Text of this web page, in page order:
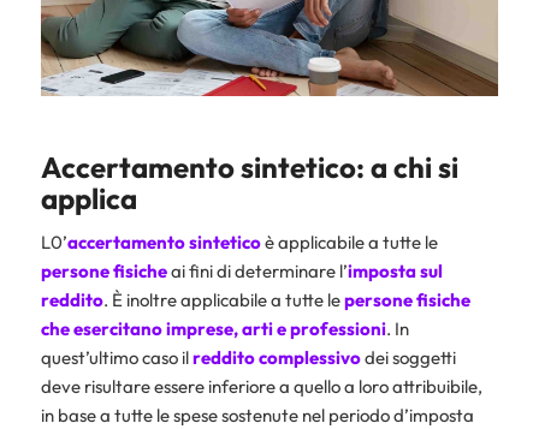
Accertamento sintetico: a chi si
applica
L0’accertamento sinteticoè applicabile a tutte le
persone fisicheai fini di determinare l’imposta sul
reddito. È inoltre applicabile a tutte lepersone fisiche
che esercitano imprese, arti e professioni. In
quest’ultimo caso ilreddito complessivodei soggetti
deve risultare essere inferiore a quello a loro attribuibile,
in base a tutte le spese sostenute nel periodo d’imposta